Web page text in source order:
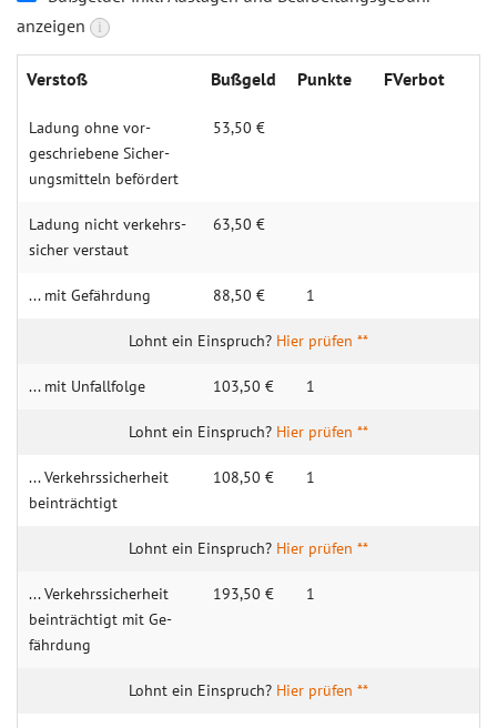
anzeigen
i
Verstoß Buß­geld Punkte FVerbot
Ladung ohne vor­
geschrie­bene Sicher­
ungs­mitteln be­fördert
53,50 €
Ladung nicht verkehrs­
sicher ver­staut
63,50 €
... mit Ge­fährdung 88,50 € 1
Hier prüfen **
... mit Unfall­folge 103,50 € 1
Hier prüfen **
... Verkehrs­sicher­heit
bein­trächtigt
108,50 € 1
Hier prüfen **
... Verkehrs­sicher­heit
bein­trächtigt mit Ge­
fährdung
193,50 € 1
Hier prüfen **